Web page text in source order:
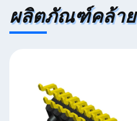
more eye strain during
ผลิตภัณฑ์คล้า